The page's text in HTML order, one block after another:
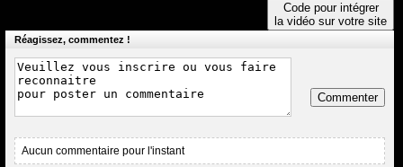
Code pour intégrer
la vidéo sur votre site
Réagissez, commentez !
Commenter
Aucun commentaire pour l'instant